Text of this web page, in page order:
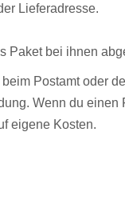
Lieferadresse.
Paket bei ihnen
Postamt oder
Wenn du
eigene Kosten.